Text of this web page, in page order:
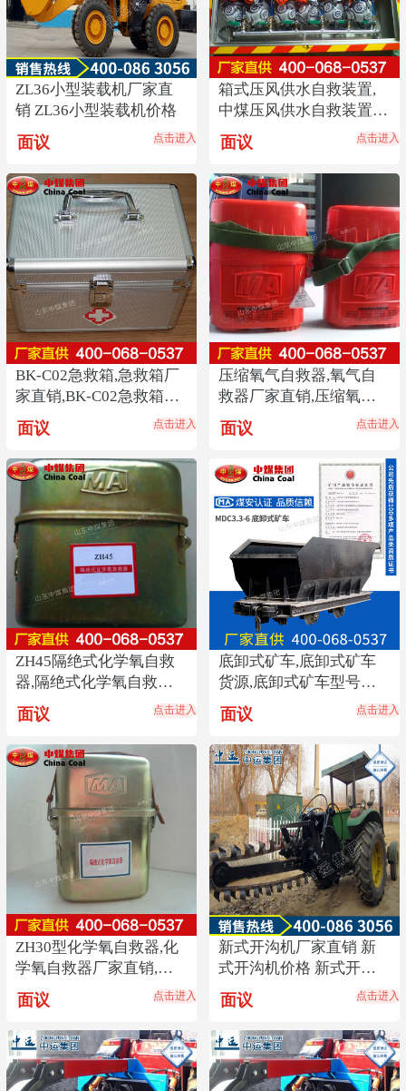
ZL36小型装载机厂家直
销 ZL36小型装载机价格
面议 点击进入
箱式压风供水自救装置,
中煤压风供水自救装置,
供水自救器直销
面议 点击进入
BK-C02急救箱,急救箱厂
家直销,BK-C02急救箱价
格优惠
面议 点击进入
压缩氧气自救器,氧气自
救器厂家直销,压缩氧气
自救器中煤报价
面议 点击进入
ZH45隔绝式化学氧自救
器,隔绝式化学氧自救器
参数,自救器报价
面议 点击进入
底卸式矿车,底卸式矿车
货源,底卸式矿车型号齐
全
面议 点击进入
ZH30型化学氧自救器,化
学氧自救器厂家直销,化
学氧自救器热销
面议 点击进入
新式开沟机厂家直销 新
式开沟机价格 新式开沟
机使用方法
面议 点击进入